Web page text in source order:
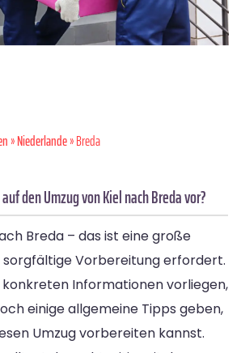
»Niederlande» Breda
den Umzug von Kiel nach Breda vor?
Breda – das ist eine große
sorgfältige Vorbereitung erfordert.
Informationen vorliegen,
einige allgemeine Tipps geben,
Umzug vorbereiten kannst.